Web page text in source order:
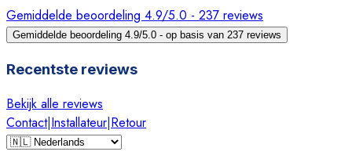
Gemiddelde beoordeling 4.9/5.0 - 237 reviews
Gemiddelde beoordeling 4.9/5.0 - op basis van 237 reviews
Recentste reviews
Bekijk alle reviews
Contact|Installateur|Retour